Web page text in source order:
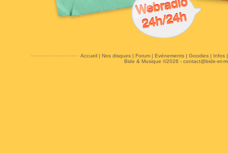
Accueil| Nos disques| Forum| Evénements| Goodies| Infos
Bide & Musique ©2026 - contact@bide-et-